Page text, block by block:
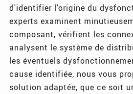
d'identifier l'origine du
experts examinent
composant, vérifient les
analysent le système de
les éventuels
cause identifiée, nous vous
solution adaptée, que ce soit